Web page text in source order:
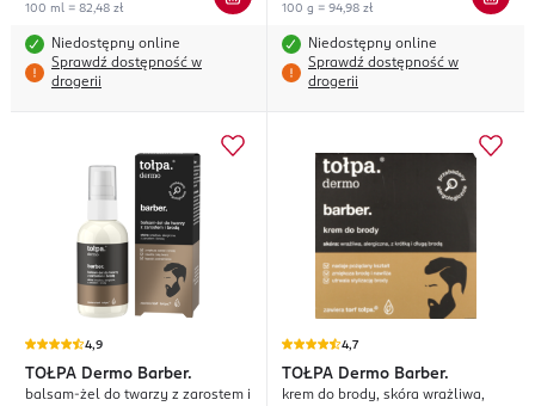
100 ml = 82,48 zł
Niedostępny online
Sprawdź dostępność w
drogerii
100 g = 94,98 zł
Niedostępny online
Sprawdź dostępność w
drogerii
4,9
TOŁPA Dermo Barber.
balsam-żel do twarzy z zarostem i
4,7
TOŁPA Dermo Barber.
krem do brody, skóra wrażliwa,